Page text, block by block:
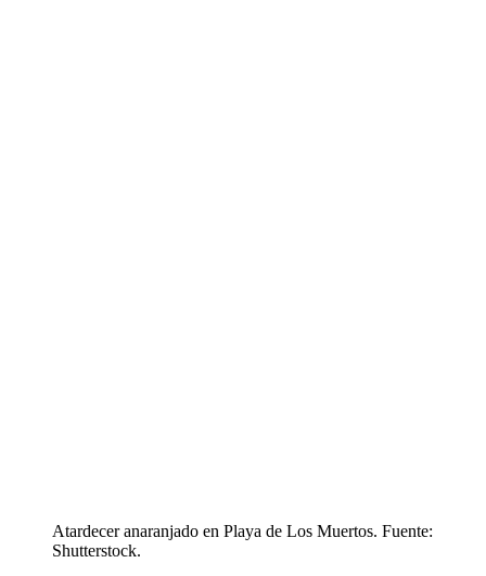
Atardecer anaranjado en Playa de Los Muertos. Fuente:
Shutterstock.